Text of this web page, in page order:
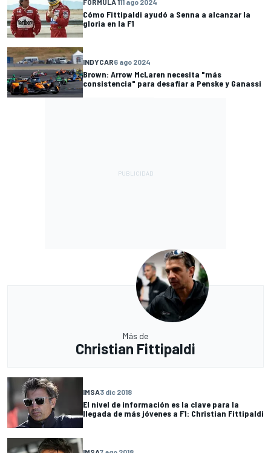
Cómo Fittipaldi ayudó a Senna a alcanzar la
gloria en la F1
INDYCAR6 ago 2024
Brown: Arrow McLaren necesita "más
consistencia" para desafiar a Penske y Ganassi
Más de
Christian Fittipaldi
IMSA3 dic 2018
El nivel de información es la clave para la
llegada de más jóvenes a F1: Christian Fittipaldi